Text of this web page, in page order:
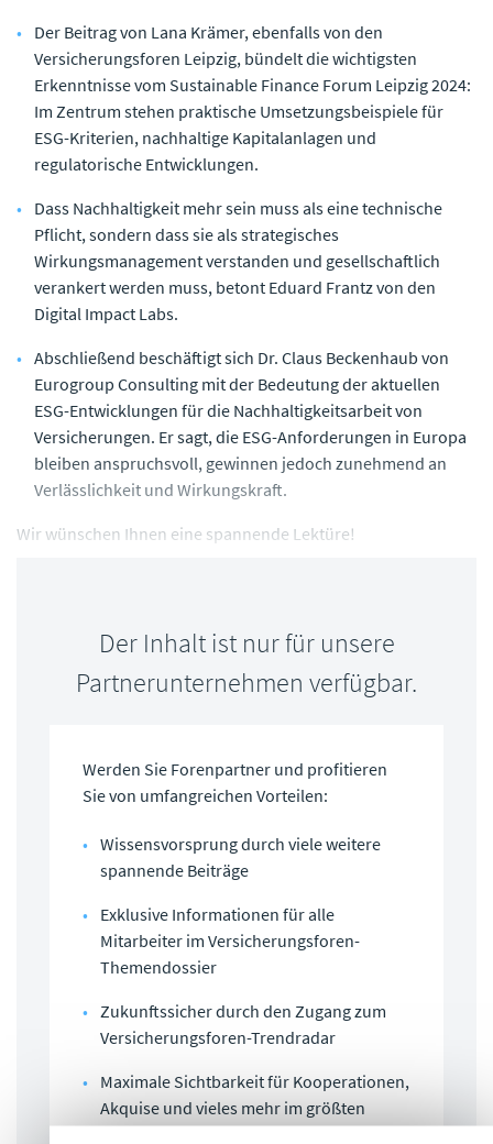
Der Beitrag von Lana Krämer, ebenfalls von den
Versicherungsforen Leipzig, bündelt die wichtigsten
Erkenntnisse vom Sustainable Finance Forum Leipzig 2024:
Im Zentrum stehen praktische Umsetzungsbeispiele für
ESG-Kriterien, nachhaltige Kapitalanlagen und
regulatorische Entwicklungen.
Dass Nachhaltigkeit mehr sein muss als eine technische
Pflicht, sondern dass sie als strategisches
Wirkungsmanagement verstanden und gesellschaftlich
verankert werden muss, betont Eduard Frantz von den
Digital Impact Labs.
Abschließend beschäftigt sich Dr. Claus Beckenhaub von
Eurogroup Consulting mit der Bedeutung der aktuellen
ESG-Entwicklungen für die Nachhaltigkeitsarbeit von
Versicherungen. Er sagt, die ESG-Anforderungen in Europa
bleiben anspruchsvoll, gewinnen jedoch zunehmend an
Verlässlichkeit und Wirkungskraft.
Wir wünschen Ihnen eine spannende Lektüre!
Der Inhalt ist nur für unsere
Partnerunternehmen verfügbar.
Werden Sie Forenpartner und profitieren
Sie von umfangreichen Vorteilen:
Wissensvorsprung durch viele weitere
spannende Beiträge
Exklusive Informationen für alle
Mitarbeiter im Versicherungsforen-
Themendossier
Zukunftssicher durch den Zugang zum
Versicherungsforen-Trendradar
Maximale Sichtbarkeit für Kooperationen,
Akquise und vieles mehr im größten
Assekuranz-Netzwerk der DACH-Region